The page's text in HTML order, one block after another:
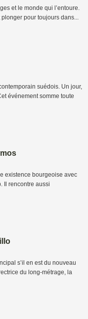
et le monde qui l’entoure.
pour toujours dans...
suédois. Un jour,
événement somme toute
existence bourgeoise avec
Il rencontre aussi
s’il en est du nouveau
du long-métrage, la